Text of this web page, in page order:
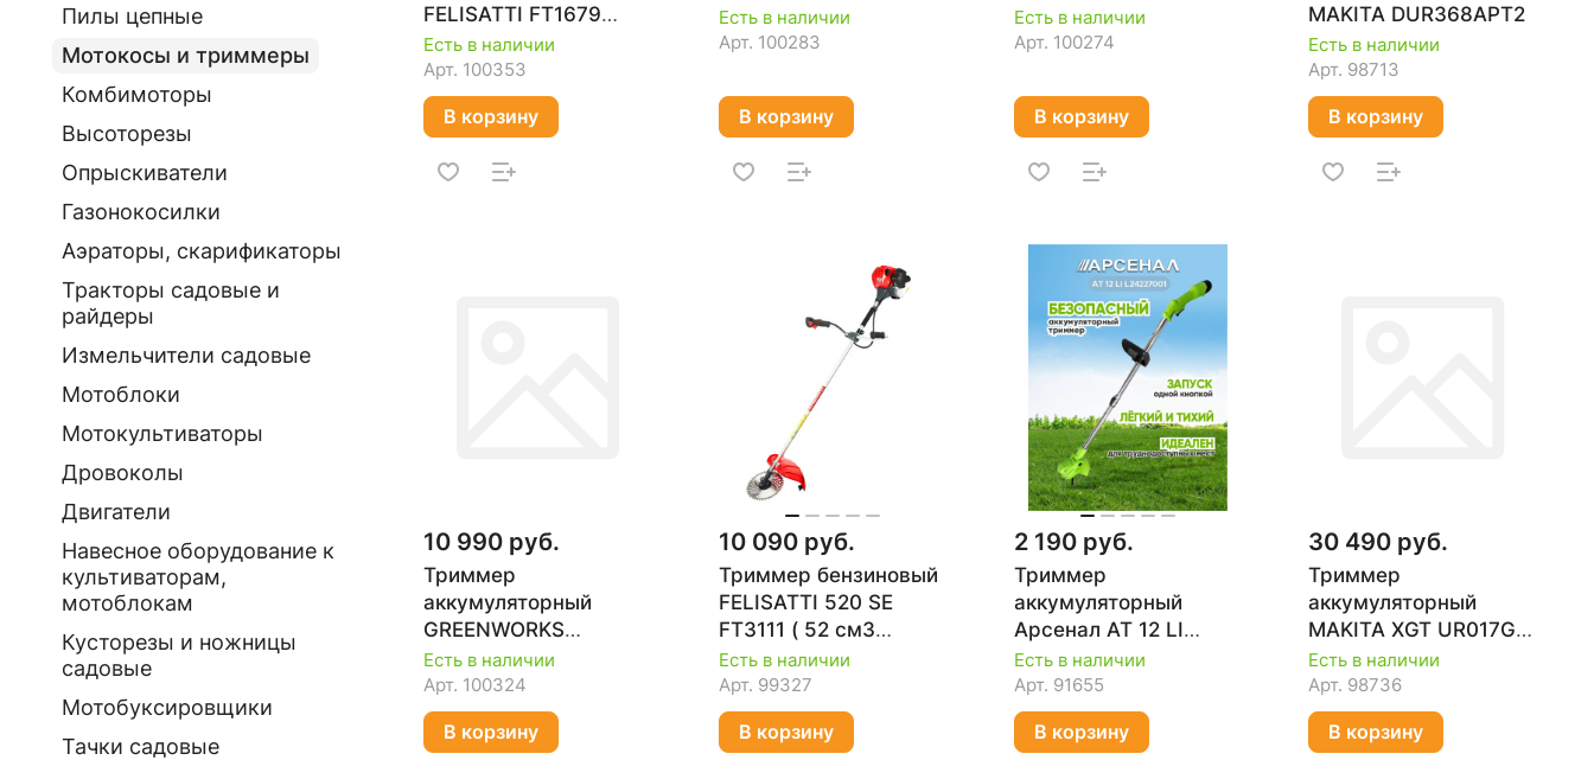
FELISATTI FT1679
DualPo (2 в 1, коробка,
без АКБ и З/У)
Есть в наличии
Арт. 100353
В корзину
Есть в наличии
Арт. 100283
В корзину
Есть в наличии
Арт. 100274
В корзину
MAKITA DUR368APT2
Есть в наличии
Арт. 98713
В корзину
10 990 руб.
Триммер
аккумуляторный
GREENWORKS
G24LT331 (без АКБ и
ЗУ) 2113407
Есть в наличии
Арт. 100324
В корзину
10 090 руб.
Триммер бензиновый
FELISATTI 520 SE
FT3111 ( 52 см3
мощ2.2 Вт 3л.с.)
Есть в наличии
Арт. 99327
В корзину
2 190 руб.
Триммер
аккумуляторный
Арсенал AT 12 LI
L24227001
Есть в наличии
Арт. 91655
В корзину
30 490 руб.
Триммер
аккумуляторный
MAKITA XGT UR017GZ
(без АКБ и ЗУ)
Есть в наличии
Арт. 98736
В корзину
Пилы цепные
Мотокосы и триммеры
Комбимоторы
Высоторезы
Опрыскиватели
Газонокосилки
Аэраторы, скарификаторы
Тракторы садовые и
райдеры
Измельчители садовые
Мотоблоки
Мотокультиваторы
Дровоколы
Двигатели
Навесное оборудование к
культиваторам,
мотоблокам
Кусторезы и ножницы
садовые
Мотобуксировщики
Тачки садовые